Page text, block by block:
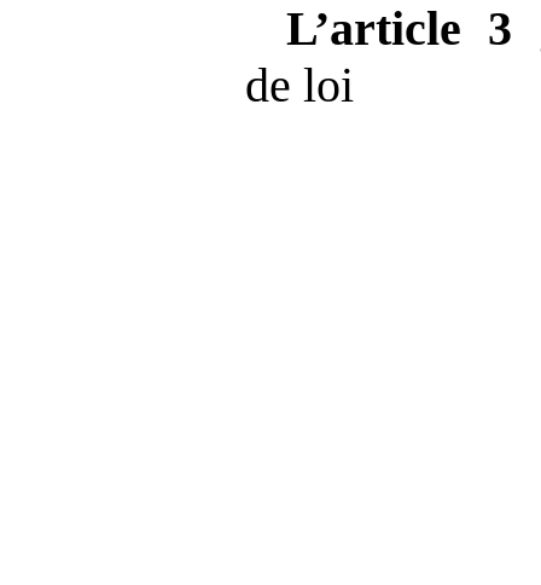
L’article 3
de loi